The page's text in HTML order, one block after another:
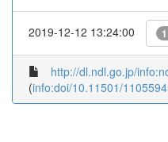
2019-12-12 13:24:00
http://dl.ndl.go.jp/
(info:doi/10.11501/